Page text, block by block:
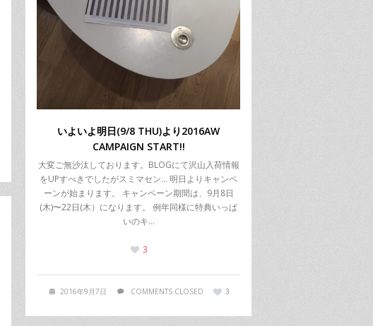
いよいよ明日(9/8 THU)より2016AW
CAMPAIGN START!!
大変ご無沙汰しております。BLOGにて沢山入荷情報
をUPすべきでしたがスミマセン… 明日よりキャンペ
ーンが始まります。 キャンペーン期間は、9月8日
(木)〜22日(木）になります。 例年同様に特典いっぱ
いのキ…
3
2016年9月7日 COMMENTS CLOSED 3